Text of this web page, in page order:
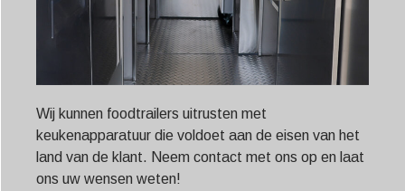
Wij kunnen foodtrailers uitrusten met
keukenapparatuur die voldoet aan de eisen van het
land van de klant. Neem contact met ons op en laat
ons uw wensen weten!